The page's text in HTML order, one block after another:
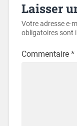
Laisser
Votre adresse e-
obligatoires sont
Commentaire *